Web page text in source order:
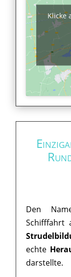
Klicke
Den
Schifffahrt
echte
darstellte.